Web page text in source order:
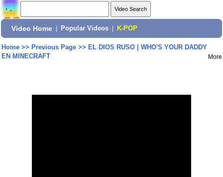
Video Home Popular Videos K-POP
Home>> Previous Page>> EL DIOS RUSO | WHO'S YOUR DADDY
EN MINECRAFT
More